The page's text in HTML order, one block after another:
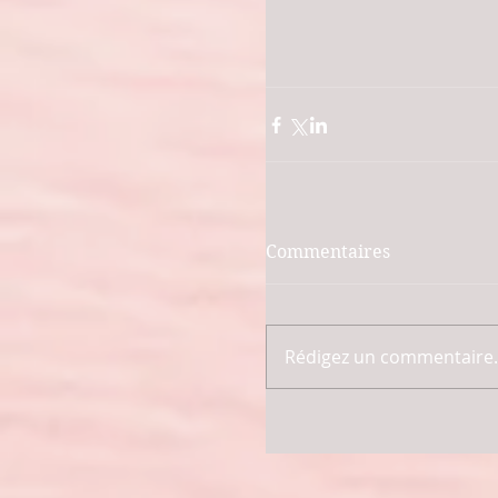
Commentaires
Rédigez un